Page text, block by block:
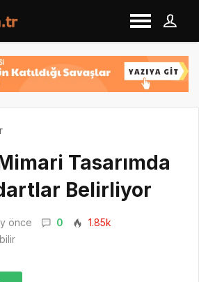
Tasarımda
Belirliyor
önce 0
1.85k